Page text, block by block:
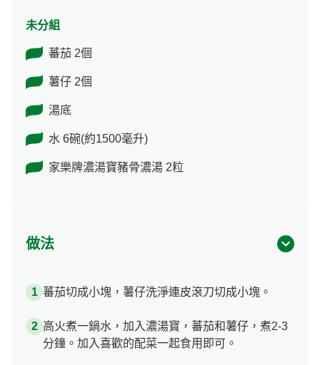
未分組
蕃茄 2個
薯仔 2個
湯底
水 6碗(約1500毫升)
家樂牌濃湯寶豬骨濃湯 2粒
做法
蕃茄切成小塊，薯仔洗淨連皮滾刀切成小塊。
高火煮一鍋水，加入濃湯寶，蕃茄和薯仔，煮2-3
分鐘。加入喜歡的配菜一起食用即可。